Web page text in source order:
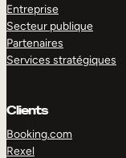
Entreprise
Secteur publique
Partenaires
Services stratégiques
Clients
Booking.com
Rexel